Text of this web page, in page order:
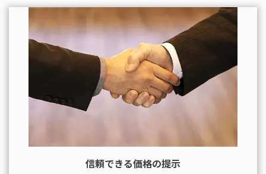
信頼できる価格の提示